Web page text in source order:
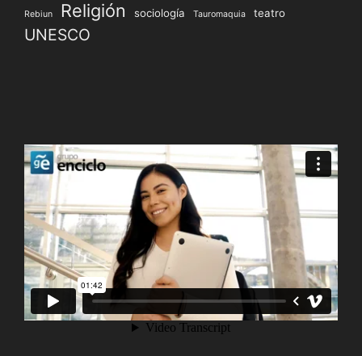
Rebiun Religión sociología Tauromaquia teatro
UNESCO